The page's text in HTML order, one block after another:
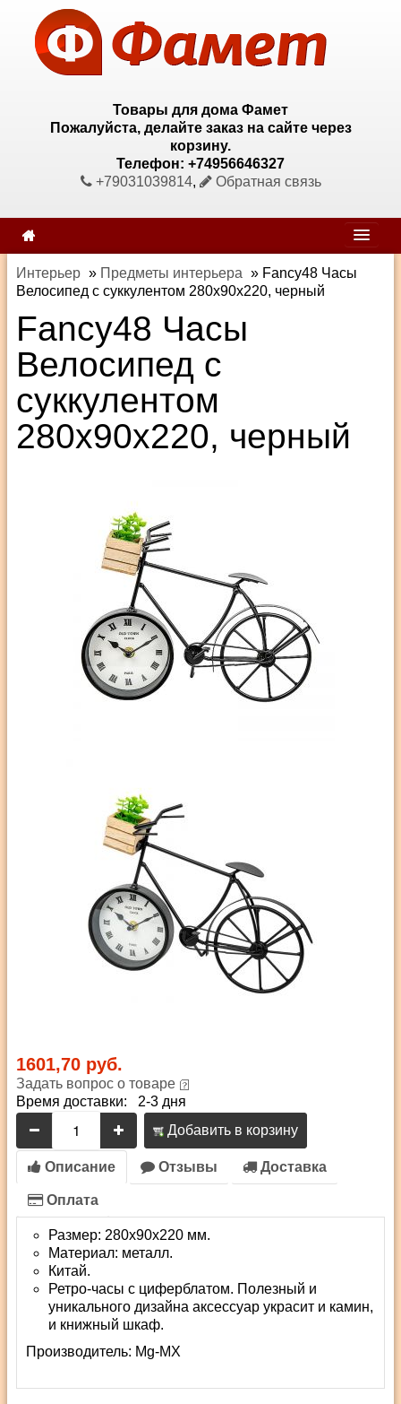
Товары для дома Фамет
Пожалуйста, делайте заказ на сайте через
корзину.
Телефон: +74956646327
+79031039814, Обратная связь
Интерьер » Предметы интерьера » Fancy48 Часы
Велосипед с суккулентом 280х90х220, черный
Fancy48 Часы
Велосипед с
суккулентом
280х90х220, черный
1601,70 руб.
Задать вопрос о товаре
Время доставки: 2-3 дня
Добавить в корзину
Описание Отзывы Доставка
Оплата
Размер: 280х90х220 мм.
Материал: металл.
Китай.
Ретро-часы с циферблатом. Полезный и
уникального дизайна аксессуар украсит и камин,
и книжный шкаф.
Производитель: Mg-MX